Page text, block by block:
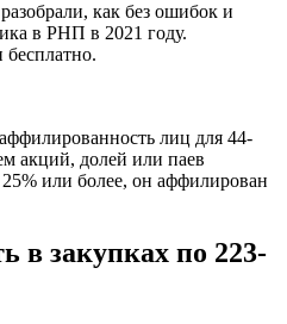
как без ошибок и
в РНП в 2021 году.
лиц для 44-
акций, долей или паев
или более, он аффилирован
в закупках по 223-